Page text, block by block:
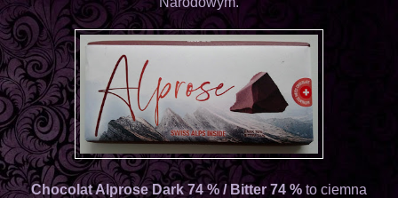
Chocolat Alprose Dark 74 % / Bitter 74 % to ciemna